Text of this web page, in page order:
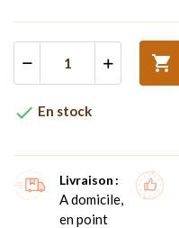

 En stock
Livraison
A domicile,
en point